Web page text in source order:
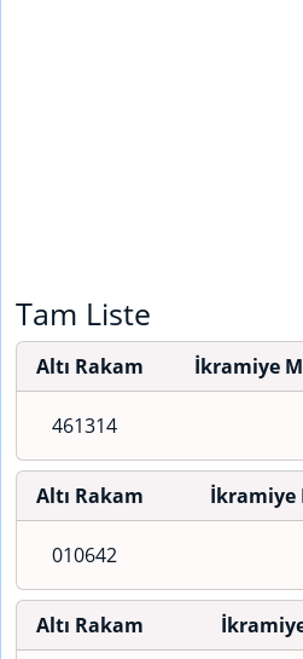
Tam Liste
Altı Rakam İkramiye
461314
Altı Rakam İkramiye
010642
Altı Rakam